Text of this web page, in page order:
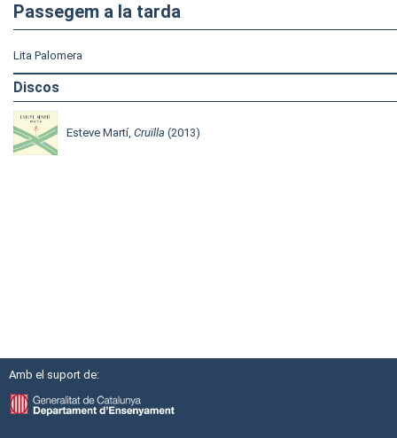
Passegem a la tarda
Lita Palomera
Discos
Esteve Martí, Cruïlla (2013)
Amb el suport de: